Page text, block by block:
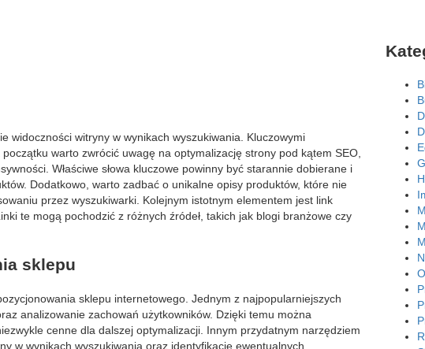
widoczności witryny w wynikach wyszukiwania. Kluczowymi
warto zwrócić uwagę na optymalizację strony pod kątem SEO,
Właściwe słowa kluczowe powinny być starannie dobierane i
Dodatkowo, warto zadbać o unikalne opisy produktów, które nie
przez wyszukiwarki. Kolejnym istotnym elementem jest link
te mogą pochodzić z różnych źródeł, takich jak blogi branżowe czy
sklepu
sklepu internetowego. Jednym z najpopularniejszych
analizowanie zachowań użytkowników. Dzięki temu można
cenne dla dalszej optymalizacji. Innym przydatnym narzędziem
w wynikach wyszukiwania oraz identyfikację ewentualnych